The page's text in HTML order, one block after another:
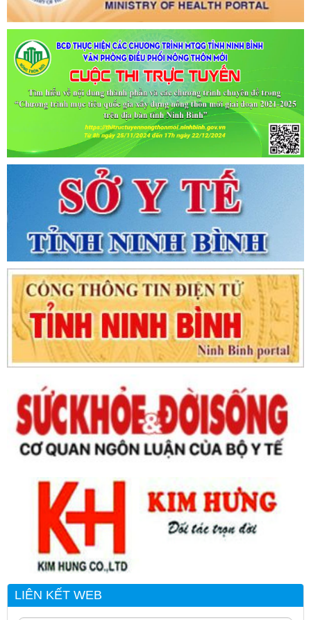
Ngày ban hành: (06/07/2021) -Ngày hiệu lực: (06/07/2021)
Tên:(CẬP NHẬT DANH SÁCH CÁC ĐỊA ĐIỂM NGUY CƠ CẦN
KHAI BÁO Y TẾ THEO THÔNG BÁO KHẨN CỦA BỘ Y TẾ)
Ngày ban hành: (02/07/2021) -Ngày hiệu lực: (02/07/2021)
LIÊN KẾT WEB